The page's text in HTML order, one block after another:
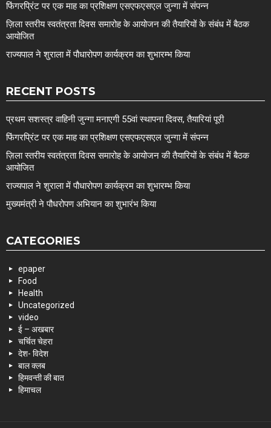
फिंगरप्रिंट पर एक माह का प्रशिक्षण एसएफएसएल जुन्गा में संपन्न
ज़िला स्तरीय स्वतंत्रता दिवस समारोह के आयोजन की तैयारियों के संबंध में बैठक
आयोजित
राज्यपाल ने शुराला में पौधारोपण कार्यक्रम का शुभारम्भ किया
RECENT POSTS
प्रथम सशस्त्र वाहिनी जुन्गा मनाएगी 55वां स्थापना दिवस, तैयारियां पूरी
फिंगरप्रिंट पर एक माह का प्रशिक्षण एसएफएसएल जुन्गा में संपन्न
ज़िला स्तरीय स्वतंत्रता दिवस समारोह के आयोजन की तैयारियों के संबंध में बैठक
आयोजित
राज्यपाल ने शुराला में पौधारोपण कार्यक्रम का शुभारम्भ किया
मुख्यमंत्री ने पौधरोपण अभियान का शुभारंभ किया
CATEGORIES
epaper
Food
Health
Uncategorized
video
ई – अखबार
चर्चित चेहरा
देश- विदेश
बाल क्लब
हिमवन्ती की बात
हिमाचल